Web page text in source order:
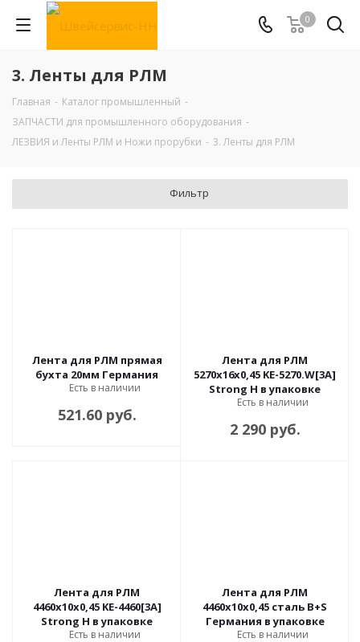
0
3. Ленты для РЛМ
Главная - Каталог промышленный -
ЗАПЧАСТИ для промышленного оборудования -
ЛЕЗВИЯ и Ленты РЛМ и Ножи прорубки - 3. Ленты для РЛМ
Фильтр
Лента для РЛМ прямая
бухта 20мм Германия
Есть в наличии
521.60 руб.
Лента для РЛМ
5270х16х0,45 KE-5270.W[3A]
Strong H в упаковке
Есть в наличии
2 290 руб.
Лента для РЛМ
4460х10х0,45 KE-4460[3A]
Strong H в упаковке
Есть в наличии
Лента для РЛМ
4460х10х0,45 сталь B+S
Германия в упаковке
Есть в наличии